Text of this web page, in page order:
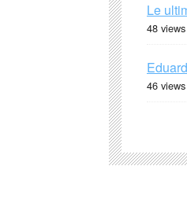
Le
48 views
46 views